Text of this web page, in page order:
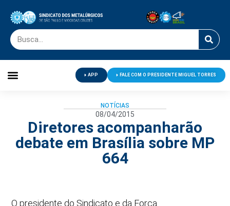
APP FALE COM O PRESIDENTE MIGUEL TORRES
NOTÍCIAS
08/04/2015
Diretores acompanharão
debate em Brasília sobre MP
664
O presidente do Sindicato e da Força